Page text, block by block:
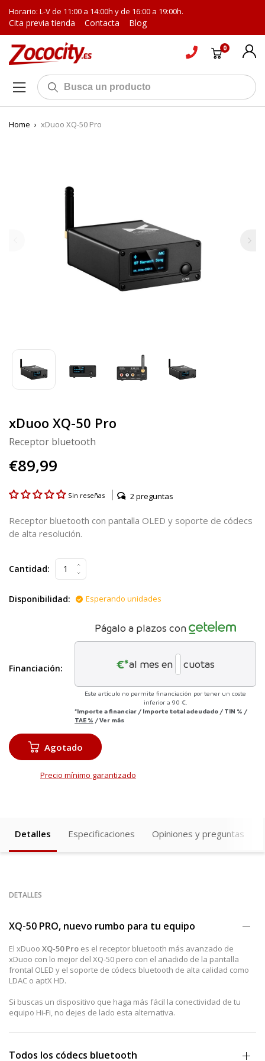
Horario: L-V de 11:00 a 14:00h y de 16:00 a 19:00h.
Cita previa tienda Contacta Blog
0
Home › xDuoo XQ-50 Pro
xDuoo XQ-50 Pro
Receptor bluetooth
€89,99
Sin reseñas 2 preguntas
Receptor bluetooth con pantalla OLED y soporte de códecs
de alta resolución.
Cantidad:
Disponibilidad: Esperando unidades
Financiación:
Págalo a plazos con
€*al mes en cuotas
Este artículo no permite financiación por tener un coste
inferior a 90 €.
*Importe a financiar / Importe total adeudado / TIN % /
TAE % /Ver más
Agotado
Precio mínimo garantizado
Detalles Especificaciones Opiniones y preguntas
DETALLES
XQ-50 PRO, nuevo rumbo para tu equipo
El xDuoo XQ-50 Pro es el receptor bluetooth más avanzado de
xDuoo con lo mejor del XQ-50 pero con el añadido de la pantalla
frontal OLED y el soporte de códecs bluetooth de alta calidad como
LDAC o aptX HD.
Si buscas un dispositivo que haga más fácil la conectividad de tu
equipo Hi-Fi, no dejes de lado esta alternativa.
Todos los códecs bluetooth